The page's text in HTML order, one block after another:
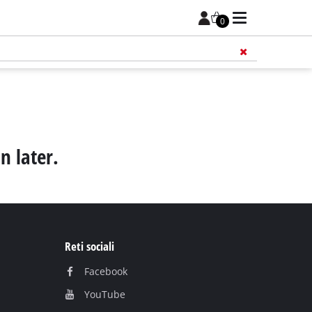
0
later.
Reti sociali
Facebook
YouTube